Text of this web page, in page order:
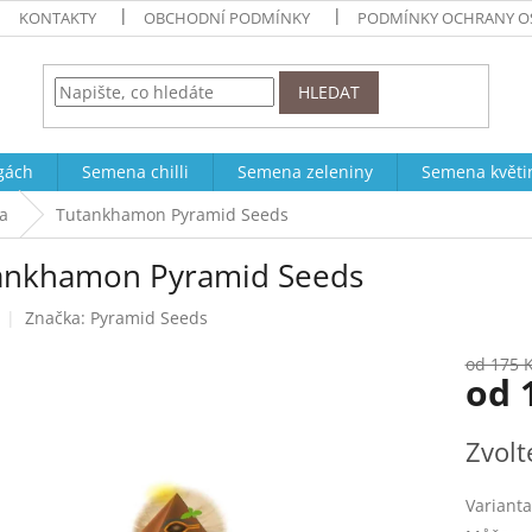
KONTAKTY OBCHODNÍ PODMÍNKY PODMÍNKY OCHRANY
HLEDAT
Semena chilli Semena zeleniny Semena
Tutankhamon Pyramid Seeds
Pyramid Seeds
Značka: Pyramid Seeds
od 175
od
cena:
Varianta